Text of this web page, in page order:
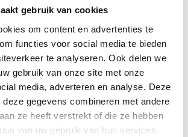
gebruik van cookies
om content en advertenties te
functies voor social media te bieden
te analyseren. Ook delen we
gebruik van onze site met onze
media, adverteren en analyse. Deze
deze gegevens combineren met andere
ze heeft verstrekt of die ze hebben
van uw gebruik van hun services.
je sportstage eenonvergetelijke
door ook eens wat anders te
Wij staan je met plezier bij om de
voor jouw groep te kiezen.